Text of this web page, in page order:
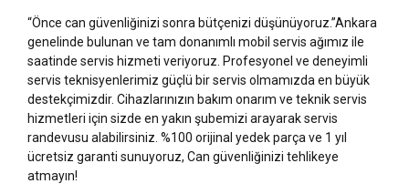
“Önce can güvenliğinizi sonra bütçenizi düşünüyoruz.”Ankara
genelinde bulunan ve tam donanımlı mobil servis ağımız ile
saatinde servis hizmeti veriyoruz. Profesyonel ve deneyimli
servis teknisyenlerimiz güçlü bir servis olmamızda en büyük
destekçimizdir. Cihazlarınızın bakım onarım ve teknik servis
hizmetleri için sizde en yakın şubemizi arayarak servis
randevusu alabilirsiniz. %100 orijinal yedek parça ve 1 yıl
ücretsiz garanti sunuyoruz, Can güvenliğinizi tehlikeye
atmayın!